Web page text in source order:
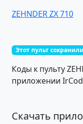
ZEHNDER ZX 710
Этот пульт
Коды к пульту
приложении
Скачать